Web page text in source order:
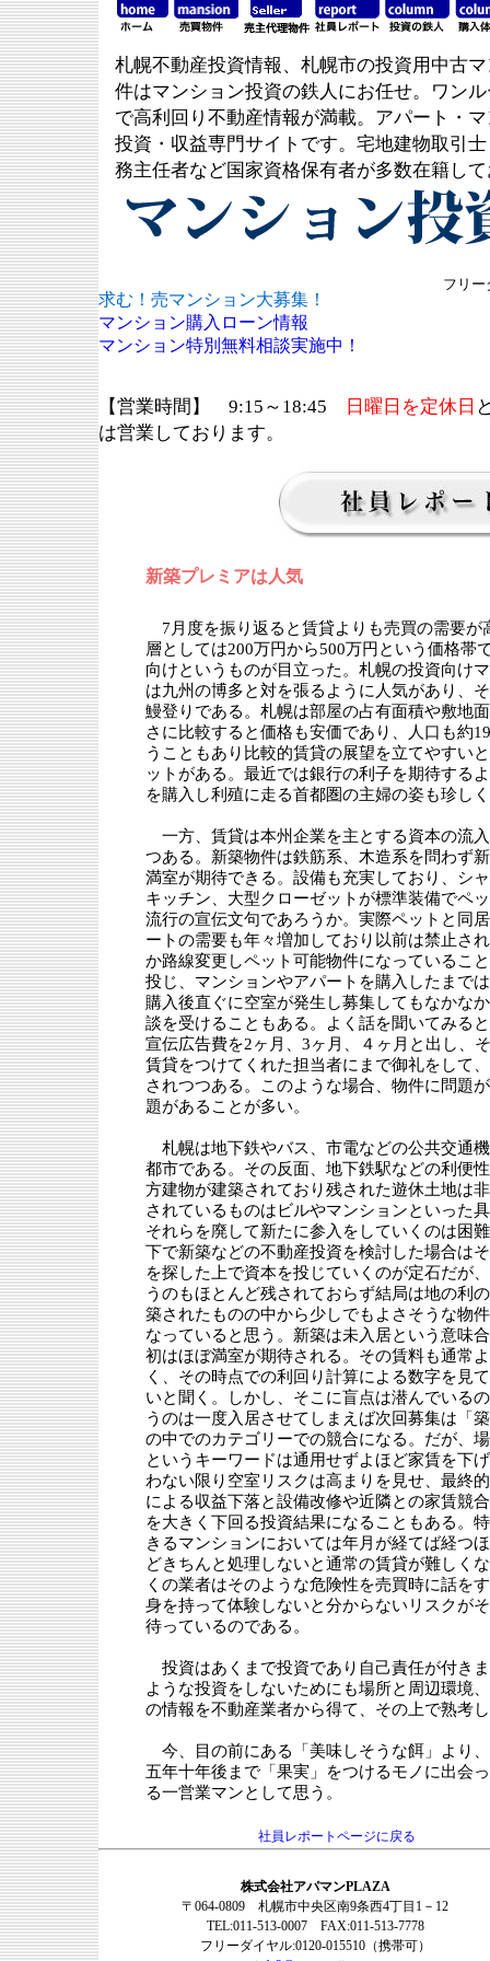
札幌不動産投資情報、札幌市の投資用中古
件はマンション投資の鉄人にお任せ。ワン
で高利回り不動産情報が満載。アパート・
投資・収益専門サイトです。宅地建物取引
務主任者など国家資格保有者が多数在籍し
求む！売マンション大募集！
マンション購入ローン情報
マンション特別無料相談実施中！
フリー
【営業時間】 9:15～18:45 日曜日を定休日
は営業しております。
新築プレミアは人気
7月度を振り返ると賃貸よりも売買の需要が
層としては200万円から500万円という価格帯
向けというものが目立った。札幌の投資向け
は九州の博多と対を張るように人気があり、
鰻登りである。札幌は部屋の占有面積や敷地
さに比較すると価格も安価であり、人口も約
うこともあり比較的賃貸の展望を立てやすい
ットがある。最近では銀行の利子を期待する
を購入し利殖に走る首都圏の主婦の姿も珍し
一方、賃貸は本州企業を主とする資本の流
つある。新築物件は鉄筋系、木造系を問わず
満室が期待できる。設備も充実しており、シ
キッチン、大型クローゼットが標準装備でペ
流行の宣伝文句であろうか。実際ペットと同
ートの需要も年々増加しており以前は禁止さ
か路線変更しペット可能物件になっているこ
投じ、マンションやアパートを購入したまで
購入後直ぐに空室が発生し募集してもなかな
談を受けることもある。よく話を聞いてみる
宣伝広告費を2ヶ月、3ヶ月、４ヶ月と出し、
賃貸をつけてくれた担当者にまで御礼をして
されつつある。このような場合、物件に問題
題があることが多い。
札幌は地下鉄やバス、市電などの公共交通
都市である。その反面、地下鉄駅などの利便
方建物が建築されており残された遊休土地は
されているものはビルやマンションといった
それらを廃して新たに参入をしていくのは困
下で新築などの不動産投資を検討した場合は
を探した上で資本を投じていくのが定石だが
うのもほとんど残されておらず結局は地の利
築されたものの中から少しでもよさそうな物
なっていると思う。新築は未入居という意味
初はほぼ満室が期待される。その賃料も通常
く、その時点での利回り計算による数字を見
いと聞く。しかし、そこに盲点は潜んでいる
うのは一度入居させてしまえば次回募集は「
の中でのカテゴリーでの競合になる。だが、
というキーワードは通用せずよほど家賃を下
わない限り空室リスクは高まりを見せ、最終
による収益下落と設備改修や近隣との家賃競
を大きく下回る投資結果になることもある。
きるマンションにおいては年月が経てば経つ
どきちんと処理しないと通常の賃貸が難しく
くの業者はそのような危険性を売買時に話を
身を持って体験しないと分からないリスクが
待っているのである。
投資はあくまで投資であり自己責任が付き
ような投資をしないためにも場所と周辺環境
の情報を不動産業者から得て、その上で熟考
今、目の前にある「美味しそうな餌」より
五年十年後まで「果実」をつけるモノに出会
る一営業マンとして思う。
社員レポートページに戻る
株式会社アパマンPLAZA
〒064-0809 札幌市中央区南9条西4丁目1－12
TEL:011-513-0007 FAX:011-513-7778
フリーダイヤル:0120-015510（携帯可）